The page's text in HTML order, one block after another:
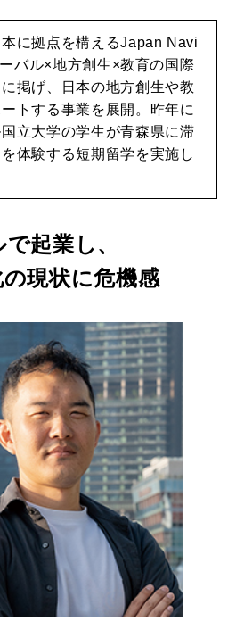
に拠点を構えるJapan Navi
バル×地方創生×教育の国際
掲げ、日本の地方創生や教
トする事業を展開。昨年に
立大学の学生が青森県に滞
体験する短期留学を実施し
起業し、
の現状に危機感